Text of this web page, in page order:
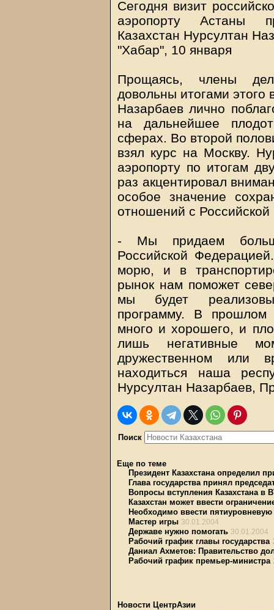
Cегодня визит
аэропорту Астаны
Казахстан Нурсултан
"Хабар", 10 января
Прощаясь, члены
довольны итогами этого
Назарбаев лично
на дальнейшее
сферах. Во второй
взял курс на Москву.
аэропорту по итогам
раз акцентировал
особое значение
отношений с
- Мы придаем
Российской
морю, и в
рынок нам поможет
мы будет
программу. В
много и хорошего, и
лишь негативные
дружественном или
находиться наша
Нурсултан Назарбаев,
Поиск
Еще по теме
Президент Казахстана определил
Глава государства принял
Вопросы вступления Казахстана в
Казахстан может ввести
Необходимо ввести
Мастер игры 30.01.2004
Державе нужно помогать 30.01.2004
Рабочий график главы государства
Даниал Ахметов: Правительство
Рабочий график премьер-министра
Новости ЦентрАзии